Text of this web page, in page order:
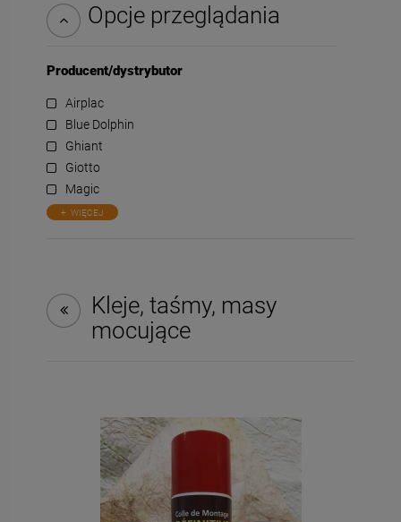
Opcje przeglądania
Producent/dystrybutor
Airplac
Blue Dolphin
Ghiant
Giotto
Magic
WIĘCEJ
Kleje, taśmy, masy
mocujące